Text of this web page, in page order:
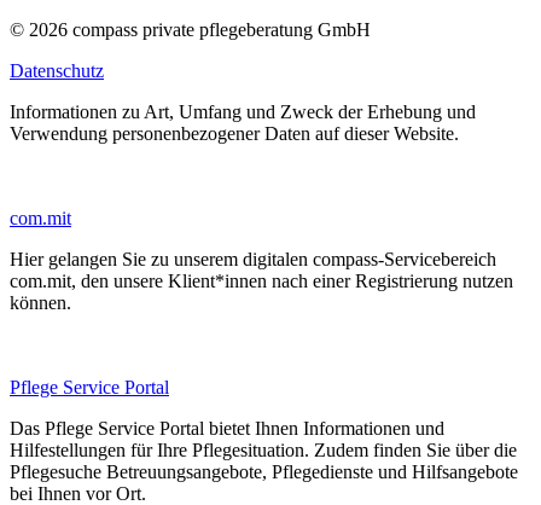
© 2026 compass private pflegeberatung GmbH
Datenschutz
Informationen zu Art, Umfang und Zweck der Erhebung und
Verwendung personenbezogener Daten auf dieser Website.
com.mit
Hier gelangen Sie zu unserem digitalen compass-Servicebereich
com.mit, den unsere Klient*innen nach einer Registrierung nutzen
können.
Pflege Service Portal
Das Pflege Service Portal bietet Ihnen Informationen und
Hilfestellungen für Ihre Pflegesituation. Zudem finden Sie über die
Pflegesuche Betreuungsangebote, Pflegedienste und Hilfsangebote
bei Ihnen vor Ort.